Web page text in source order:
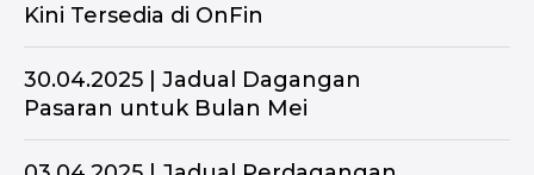
Kini Tersedia di OnFin
30.04.2025 | Jadual Dagangan
Pasaran untuk Bulan Mei